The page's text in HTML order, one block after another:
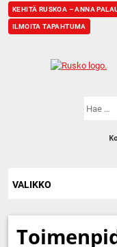
KEHITÄ RUSKOA – ANNA
ILMOITA TAPAHTUMA
Hae:
VALIKKO